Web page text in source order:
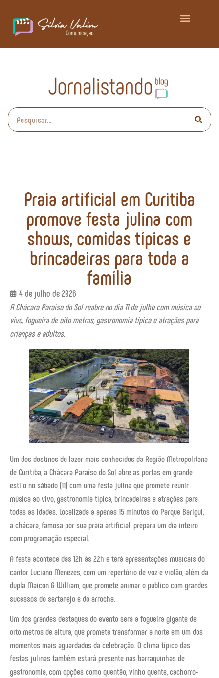
Praia artificial em Curitiba
promove festa julina com
shows, comidas típicas e
brincadeiras para toda a
família
4 de julho de 2026
A Chácara Paraíso do Sol reabre no dia 11 de julho com música ao
vivo, fogueira de oito metros, gastronomia típica e atrações para
crianças e adultos.
Um dos destinos de lazer mais conhecidos da Região Metropolitana
de Curitiba, a Chácara Paraíso do Sol abre as portas em grande
estilo no sábado (11) com uma festa julina que promete reunir
música ao vivo, gastronomia típica, brincadeiras e atrações para
todas as idades. Localizada a apenas 15 minutos do Parque Barigui,
a chácara, famosa por sua praia artificial, prepara um dia inteiro
com programação especial.
A festa acontece das 12h às 22h e terá apresentações musicais do
cantor Luciano Menezes, com um repertório de voz e violão, além da
dupla Maicon & William, que promete animar o público com grandes
sucessos do sertanejo e do arrocha.
Um dos grandes destaques do evento será a fogueira gigante de
oito metros de altura, que promete transformar a noite em um dos
momentos mais aguardados da celebração. O clima típico das
festas julinas também estará presente nas barraquinhas de
gastronomia, com opções como quentão, vinho quente, cachorro-